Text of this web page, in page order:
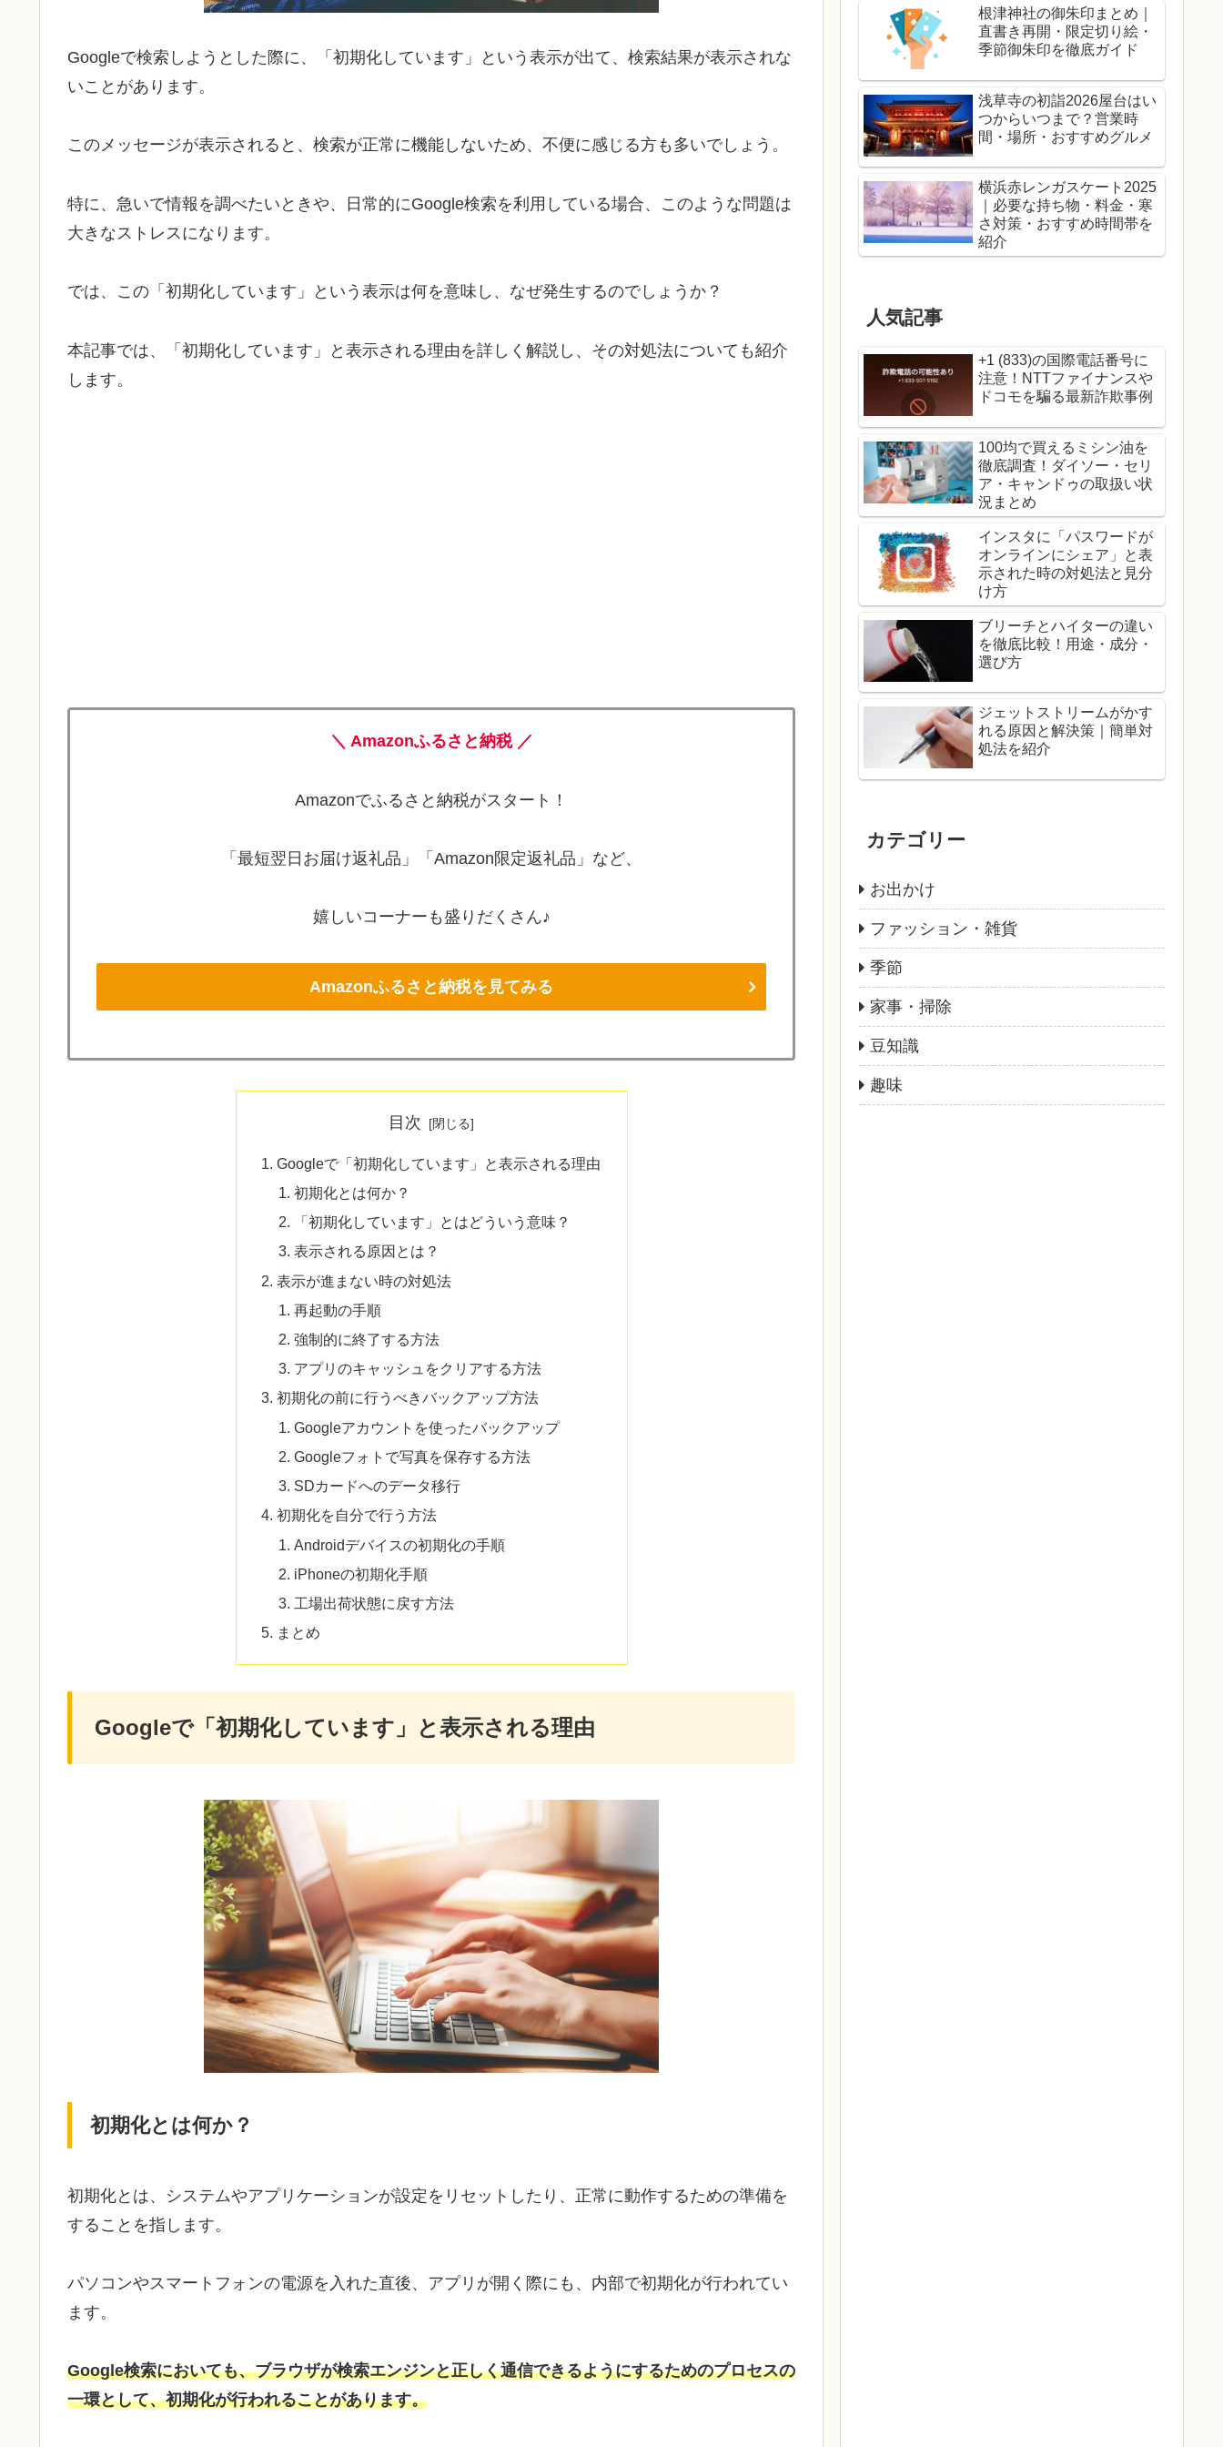
Googleで検索しようとした際に、「初期化しています」という表示が出て、検索結果が表示されな
いことがあります。
このメッセージが表示されると、検索が正常に機能しないため、不便に感じる方も多いでしょう。
特に、急いで情報を調べたいときや、日常的にGoogle検索を利用している場合、このような問題は
大きなストレスになります。
では、この「初期化しています」という表示は何を意味し、なぜ発生するのでしょうか？
本記事では、「初期化しています」と表示される理由を詳しく解説し、その対処法についても紹介
します。
＼ Amazonふるさと納税 ／
Amazonでふるさと納税がスタート！
「最短翌日お届け返礼品」「Amazon限定返礼品」など、
嬉しいコーナーも盛りだくさん♪
Amazonふるさと納税を見てみる
目次
Googleで「初期化しています」と表示される理由
初期化とは何か？
「初期化しています」とはどういう意味？
表示される原因とは？
表示が進まない時の対処法
再起動の手順
強制的に終了する方法
アプリのキャッシュをクリアする方法
初期化の前に行うべきバックアップ方法
Googleアカウントを使ったバックアップ
Googleフォトで写真を保存する方法
SDカードへのデータ移行
初期化を自分で行う方法
Androidデバイスの初期化の手順
iPhoneの初期化手順
工場出荷状態に戻す方法
まとめ
Googleで「初期化しています」と表示される理由
初期化とは何か？
初期化とは、システムやアプリケーションが設定をリセットしたり、正常に動作するための準備を
することを指します。
パソコンやスマートフォンの電源を入れた直後、アプリが開く際にも、内部で初期化が行われてい
ます。
Google検索においても、ブラウザが検索エンジンと正しく通信できるようにするためのプロセスの
一環として、初期化が行われることがあります。
根津神社の御朱印まとめ｜
直書き再開・限定切り絵・
季節御朱印を徹底ガイド
浅草寺の初詣2026屋台はい
つからいつまで？営業時
間・場所・おすすめグルメ
横浜赤レンガスケート2025
｜必要な持ち物・料金・寒
さ対策・おすすめ時間帯を
紹介
人気記事
+1 (833)の国際電話番号に
注意！NTTファイナンスや
ドコモを騙る最新詐欺事例
100均で買えるミシン油を
徹底調査！ダイソー・セリ
ア・キャンドゥの取扱い状
況まとめ
インスタに「パスワードが
オンラインにシェア」と表
示された時の対処法と見分
け方
ブリーチとハイターの違い
を徹底比較！用途・成分・
選び方
ジェットストリームがかす
れる原因と解決策｜簡単対
処法を紹介
カテゴリー
お出かけ
ファッション・雑貨
季節
家事・掃除
豆知識
趣味